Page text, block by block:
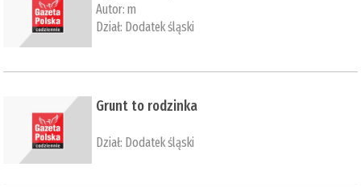
Autor:m
Dział: Dodatek śląski
​Grunt to rodzinka
Dział: Dodatek śląski